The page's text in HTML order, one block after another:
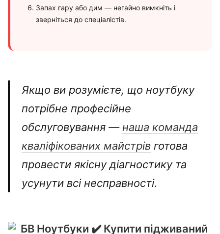
Запах гару або дим — негайно вимкніть і
зверніться до спеціалістів.
Якщо ви розумієте, що ноутбуку
потрібне професійне
обслуговування —наша команда
кваліфікованих майстрів готова
провести якісну діагностику та
усунути всі несправності.